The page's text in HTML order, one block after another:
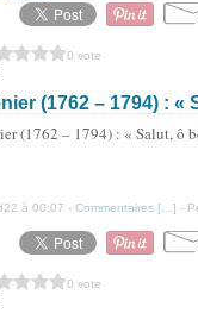
0 vote
(1762 – 1794) : «
à 00:07 - Commentaires [ ] -
0 vote